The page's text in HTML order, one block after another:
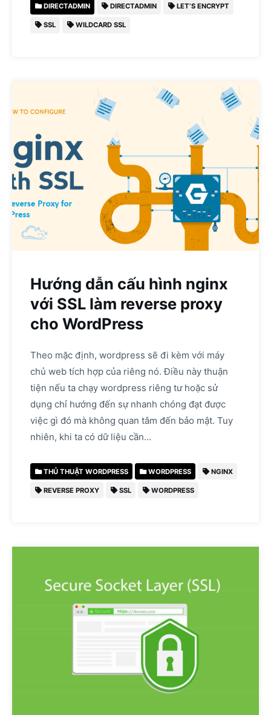
DIRECTADMIN DIRECTADMIN LET’S ENCRYPT
SSL WILDCARD SSL
Hướng dẫn cấu hình nginx
với SSL làm reverse proxy
cho WordPress
Theo mặc định, wordpress sẽ đi kèm với máy
chủ web tích hợp của riêng nó. Điều này thuận
tiện nếu ta chạy wordpress riêng tư hoặc sử
dụng chỉ hướng đến sự nhanh chóng đạt được
việc gì đó mà không quan tâm đến bảo mật. Tuy
nhiên, khi ta có dữ liệu cần…
THỦ THUẬT WORDPRESS WORDPRESS NGINX
REVERSE PROXY SSL WORDPRESS